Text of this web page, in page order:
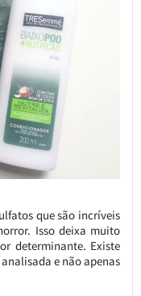
que são incríveis
Isso deixa muito
determinante. Existe
e não apenas